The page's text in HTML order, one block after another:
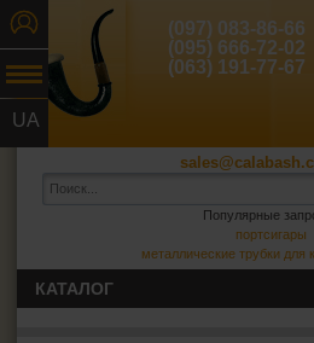
UA
(097) 083-86-66
(095) 666-72-02
(063) 191-77-67
Популярные
портсигары
металлические трубки для
КАТАЛОГ